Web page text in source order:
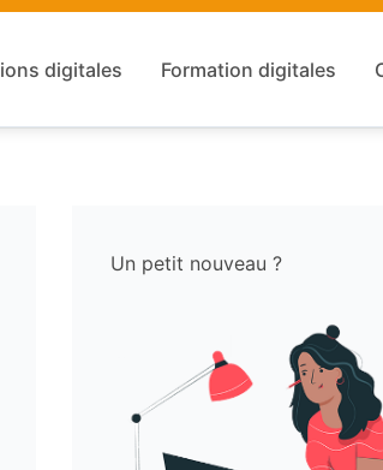
digitales Formation digitales
Un petit nouveau ?